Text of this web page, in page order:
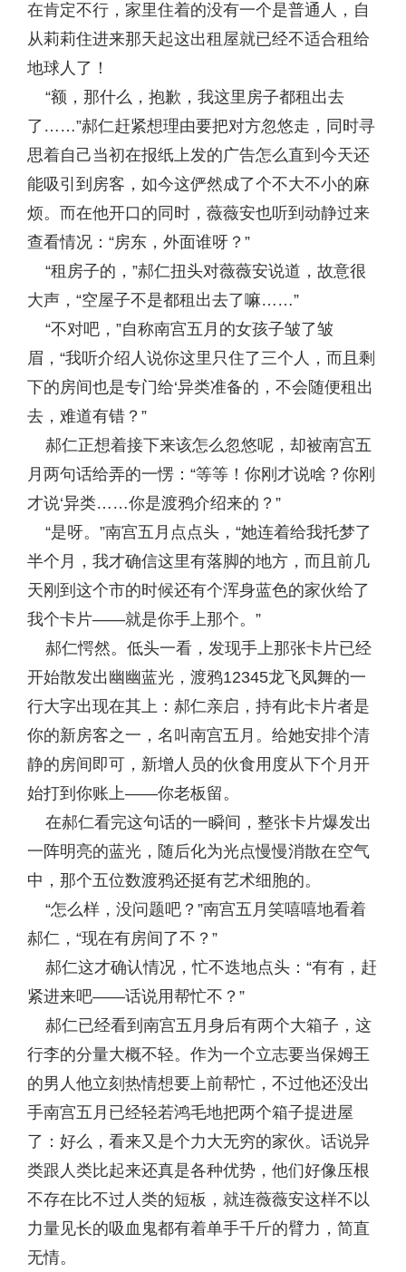
在肯定不行，家里住着的没有一个是普通人，自
从莉莉住进来那天起这出租屋就已经不适合租给
地球人了！
“额，那什么，抱歉，我这里房子都租出去
了……”郝仁赶紧想理由要把对方忽悠走，同时寻
思着自己当初在报纸上发的广告怎么直到今天还
能吸引到房客，如今这俨然成了个不大不小的麻
烦。而在他开口的同时，薇薇安也听到动静过来
查看情况：“房东，外面谁呀？”
“租房子的，”郝仁扭头对薇薇安说道，故意很
大声，“空屋子不是都租出去了嘛……”
“不对吧，”自称南宫五月的女孩子皱了皱
眉，“我听介绍人说你这里只住了三个人，而且剩
下的房间也是专门给‘异类准备的，不会随便租出
去，难道有错？”
郝仁正想着接下来该怎么忽悠呢，却被南宫五
月两句话给弄的一愣：“等等！你刚才说啥？你刚
才说‘异类……你是渡鸦介绍来的？”
“是呀。”南宫五月点点头，“她连着给我托梦了
半个月，我才确信这里有落脚的地方，而且前几
天刚到这个市的时候还有个浑身蓝色的家伙给了
我个卡片——就是你手上那个。”
郝仁愕然。低头一看，发现手上那张卡片已经
开始散发出幽幽蓝光，渡鸦12345龙飞凤舞的一
行大字出现在其上：郝仁亲启，持有此卡片者是
你的新房客之一，名叫南宫五月。给她安排个清
静的房间即可，新增人员的伙食用度从下个月开
始打到你账上——你老板留。
在郝仁看完这句话的一瞬间，整张卡片爆发出
一阵明亮的蓝光，随后化为光点慢慢消散在空气
中，那个五位数渡鸦还挺有艺术细胞的。
“怎么样，没问题吧？”南宫五月笑嘻嘻地看着
郝仁，“现在有房间了不？”
郝仁这才确认情况，忙不迭地点头：“有有，赶
紧进来吧——话说用帮忙不？”
郝仁已经看到南宫五月身后有两个大箱子，这
行李的分量大概不轻。作为一个立志要当保姆王
的男人他立刻热情想要上前帮忙，不过他还没出
手南宫五月已经轻若鸿毛地把两个箱子提进屋
了：好么，看来又是个力大无穷的家伙。话说异
类跟人类比起来还真是各种优势，他们好像压根
不存在比不过人类的短板，就连薇薇安这样不以
力量见长的吸血鬼都有着单手千斤的臂力，简直
无情。